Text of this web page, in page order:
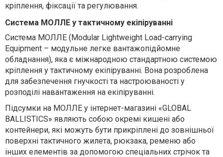
кріплення, фіксації та регулювання.
Система МОЛЛЕ у тактичному екіпіруванні
Система МОЛЛЕ (Modular Lightweight Load-carrying
Equipment – модульне легке вантажопідйомне
обладнання), яка є міжнародною стандартною системою
кріплення у тактичному екіпіруванні. Вона розроблена
для забезпечення гнучкості та настроюваності у
розподілі навантаження на екіпіруванні.
Підсумки на МОЛЛЕ у інтернет-магазині «GLOBAL
BALLISTICS» являють собою окремі кишені або
контейнери, які можуть бути прикріплені до зовнішньої
поверхні тактичного жилета, рюкзака, ременю або
інших елементів за допомогою спеціальних стрічок та